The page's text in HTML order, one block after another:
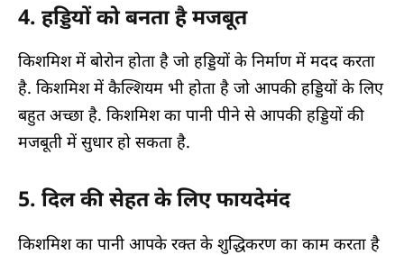
4. हड्डियों को बनता है मजबूत
किशमिश में बोरोन होता है जो हड्डियों के निर्माण में मदद करता
है. किशमिश में कैल्शियम भी होता है जो आपकी हड्डियों के लिए
बहुत अच्छा है. किशमिश का पानी पीने से आपकी हड्डियों की
मजबूती में सुधार हो सकता है.
5. दिल की सेहत के लिए फायदेमंद
किशमिश का पानी आपके रक्त के शुद्धिकरण का काम करता है